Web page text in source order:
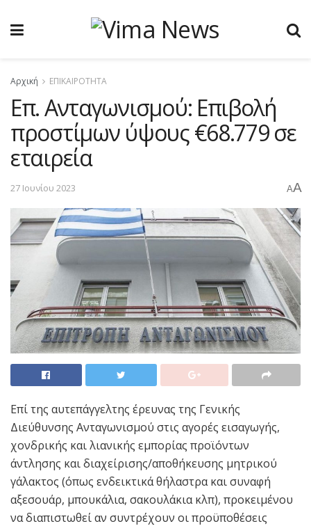
Αρχική ΕΠΙΚΑΙΡΟΤΗΤΑ
Επ. Ανταγωνισμού: Επιβολή
προστίμων ύψους €68.779 σε
εταιρεία
27 Ιουνίου 2023 AA
Επί της αυτεπάγγελτης έρευνας της Γενικής
Διεύθυνσης Ανταγωνισμού στις αγορές εισαγωγής,
χονδρικής και λιανικής εμπορίας προϊόντων
άντλησης και διαχείρισης/αποθήκευσης μητρικού
γάλακτος (όπως ενδεικτικά θήλαστρα και συναφή
αξεσουάρ, μπουκάλια, σακουλάκια κλπ), προκειμένου
να διαπιστωθεί αν συντρέχουν οι προϋποθέσεις